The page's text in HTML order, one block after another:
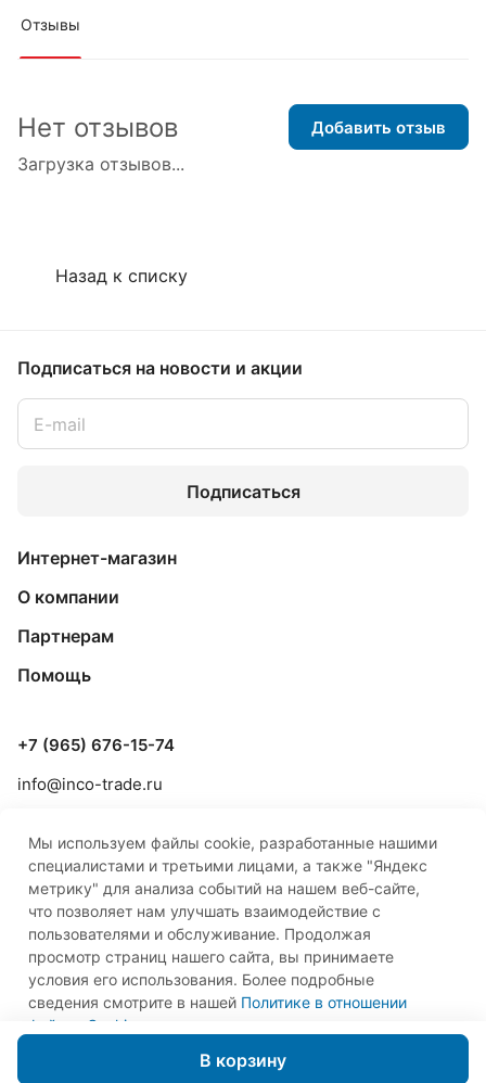
В корзину
Отзывы
Загрузка отзывов...
Нет отзывов Добавить отзыв
Назад к списку
Подписаться на новости и акции
Подписаться
Интернет-магазин
О компании
Партнерам
Помощь
+7 (965) 676-15-74
info@inco-trade.ru
© 2026 ООО «Инко-Трейд»
Мы используем файлы cookie, разработанные нашими
специалистами и третьими лицами, а также "Яндекс
метрику" для анализа событий на нашем веб-сайте,
что позволяет нам улучшать взаимодействие с
пользователями и обслуживание. Продолжая
просмотр страниц нашего сайта, вы принимаете
условия его использования. Более подробные
сведения смотрите в нашей Политике в отношении
файлов Cookie